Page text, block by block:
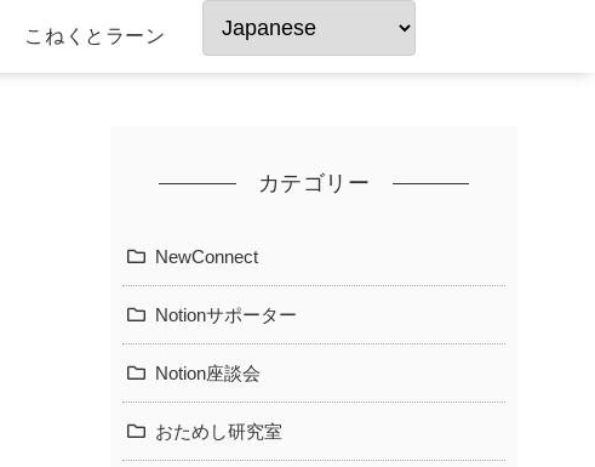
こねくとラーン
カテゴリー
NewConnect
Notionサポーター
Notion座談会
おためし研究室